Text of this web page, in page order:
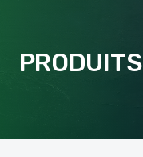
PRODUITS